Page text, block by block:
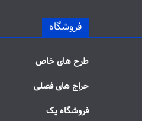
فروشگاه
طرح های خاص
حراج های فصلی
فروشگاه یک